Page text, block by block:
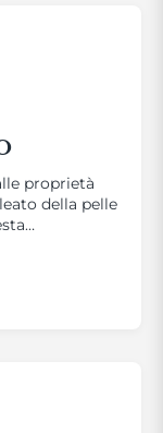
proprietà
della pelle